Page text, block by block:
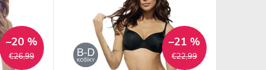
€26,99
–20 %
€22,99
–21 %